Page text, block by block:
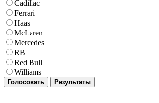
Cadillac
Ferrari
Haas
McLaren
Mercedes
RB
Red Bull
Williams
Голосовать Результаты